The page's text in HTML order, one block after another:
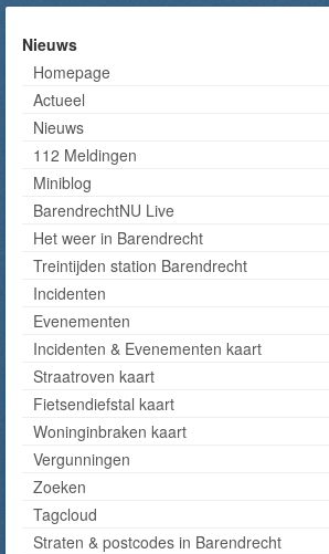
Nieuws
Homepage
Actueel
Nieuws
112 Meldingen
Miniblog
BarendrechtNU Live
Het weer in Barendrecht
Treintijden station Barendrecht
Incidenten
Evenementen
Incidenten & Evenementen kaart
Straatroven kaart
Fietsendiefstal kaart
Woninginbraken kaart
Vergunningen
Zoeken
Tagcloud
Straten & postcodes in Barendrecht